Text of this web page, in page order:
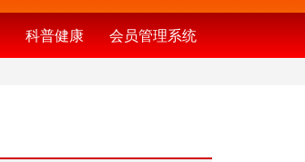
科普健康 会员管理系统